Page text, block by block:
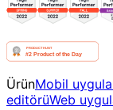
ÜrünMobil
editörüWeb